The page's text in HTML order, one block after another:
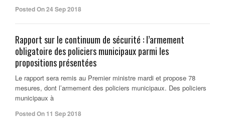
Posted On 24 Sep 2018
Rapport sur le continuum de sécurité : l’armement
obligatoire des policiers municipaux parmi les
propositions présentées
Le rapport sera remis au Premier ministre mardi et propose 78
mesures, dont l’armement des policiers municipaux. Des policiers
municipaux à
Posted On 11 Sep 2018